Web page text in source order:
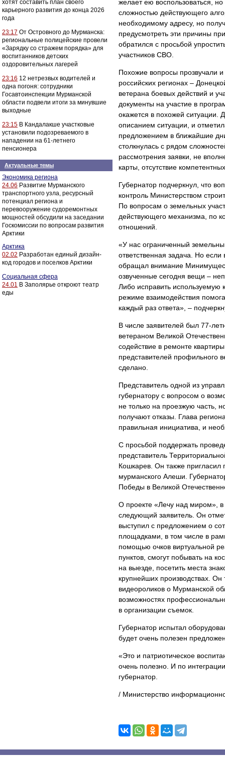
хотят составить план своего
карьерного развития до конца 2026
года
23:17 От Островного до Мурманска:
региональные полицейские провели
«Зарядку со стражем порядка» для
воспитанников детских
оздоровительных лагерей
23:16 12 нетрезвых водителей и
одна погоня: сотрудники
Госавтоинспекции Мурманской
области подвели итоги за минувшие
выходные
23:15 В Кандалакше участковые
установили подозреваемого в
нападении на 61-летнего
пенсионера
Актуальные темы
Экономика региона
24.06 Развитие Мурманского
транспортного узла, ресурсный
потенциал региона и
перевооружение судоремонтных
мощностей обсудили на заседании
Госкомиссии по вопросам развития
Арктики
Арктика
02.02 Разработан единый дизайн-
код городов и поселков Арктики
Социальная сфера
24.01 В Заполярье откроют театр
еды
желает ею воспользоваться,
сложностью действующего
необходимому адресу, но
предусмотреть эти причины
обратился с просьбой
участников СВО.
Похожие вопросы прозвучали
российских регионах –
ветерана боевых действий и
документы на участие в
окажется в похожей ситуации.
описанием ситуации, и
предложением в ближайшие
столкнулась с рядом
рассмотрения заявки, не
карты, отсутствие
Губернатор подчеркнул, что
контроль Министерством
По вопросам о земельных
действующего механизма, по
отношений.
«У нас ограниченный
ответственная задача. Но
обращал внимание
озвученные сегодня вещи –
Либо исправить используемую
режиме взаимодействия
каждый раз ответа», –
В числе заявителей был 77-
ветераном Великой
содействие в ремонте
представителей профильного
сделано.
Представитель одной из
губернатору с вопросом о
не только на проезжую часть,
получают отказы. Глава
правильная инициатива, и
С просьбой поддержать
представитель
Кошкарев. Он также пригласил
мурманского Алеши.
Победы в Великой
О проекте «Лечу над миром», в
следующий заявитель. Он
выступил с предложением о
площадками, в том числе в
помощью очков виртуальной
пунктов, смогут побывать на
на выезде, посетить места
крупнейших производствах.
видеороликов о Мурманской
возможностях
в организации съемок.
Губернатор испытал
будет очень полезен
«Это и патриотическое
очень полезно. И по
губернатор.
/ Министерство